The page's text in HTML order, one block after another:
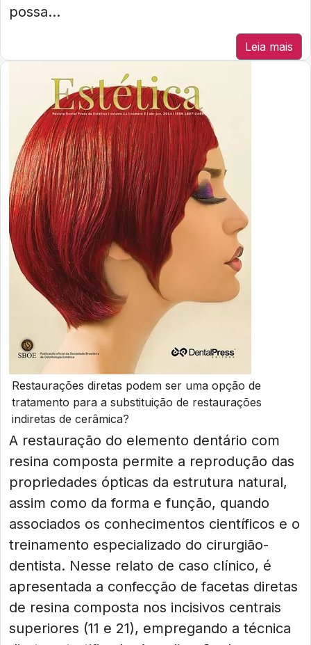
possa...
Leia mais
Restaurações diretas podem ser uma opção de
tratamento para a substituição de restaurações
indiretas de cerâmica?
A restauração do elemento dentário com
resina composta permite a reprodução das
propriedades ópticas da estrutura natural,
assim como da forma e função, quando
associados os conhecimentos científicos e o
treinamento especializado do cirurgião-
dentista. Nesse relato de caso clínico, é
apresentada a confecção de facetas diretas
de resina composta nos incisivos centrais
superiores (11 e 21), empregando a técnica